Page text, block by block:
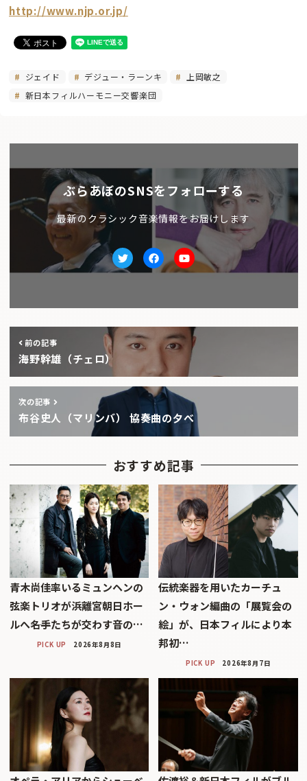
http://www.njp.or.jp/
ジェイド デジュー・ラーンキ
上岡敏之
新日本フィルハーモニー交響楽団
ぶらあぼのSNSをフォローする
最新のクラシック音楽情報をお届けします
TwitterfacebookYoutube
前の記事
海野幹雄（チェロ）
次の記事
布谷史人（マリンバ） 協奏曲の夕べ
おすすめ記事
青木尚佳率いるミュンヘンの
弦楽トリオが浜離宮朝日ホー
ルへ――名手たちが交わす音の…
PICK UP 2026年8月8日
伝統楽器を用いたカーチュ
ン・ウォン編曲の「展覧会の
絵」が、日本フィルにより本
邦初…
PICK UP 2026年8月7日